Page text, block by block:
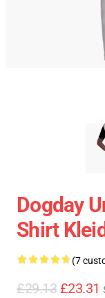
Dogday
Shirt Kleid
(7
£29.13 £23.31